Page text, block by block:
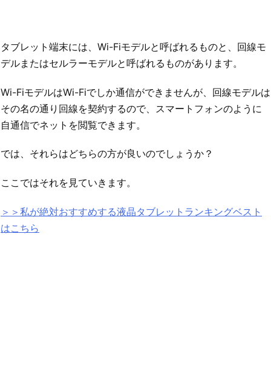
タブレット端末には、Wi-Fiモデルと呼ばれるものと、回線モ
デルまたはセルラーモデルと呼ばれるものがあります。
Wi-FiモデルはWi-Fiでしか通信ができませんが、回線モデルは
その名の通り回線を契約するので、スマートフォンのように
自通信でネットを閲覧できます。
では、それらはどちらの方が良いのでしょうか？
ここではそれを見ていきます。
＞＞私が絶対おすすめする液晶タブレットランキングベスト
はこちら